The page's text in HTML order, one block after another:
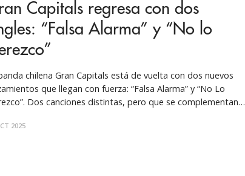
Capitals regresa con dos
“Falsa Alarma” y “No lo
chilena Gran Capitals está de vuelta con dos nuevos
que llegan con fuerza: “Falsa Alarma” y “No Lo
Dos canciones distintas, pero que se complementan y
de energía. Ambos singles son un adelanto
2025